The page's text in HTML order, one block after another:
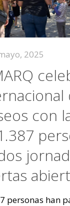
2025
con
personas han